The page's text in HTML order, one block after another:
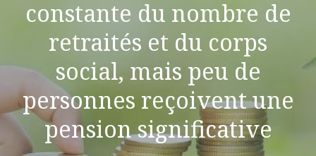
constante du nombre de
retraités et du corps
social, mais peu de
personnes reçoivent une
pension significative